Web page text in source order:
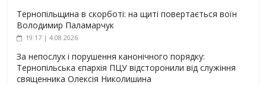
Тернопільщина в скорботі: на щиті повертається воїн
Володимир Паламарчук
19:17 | 4.08.2026
За непослух і порушення канонічного порядку:
Тернопільська єпархія ПЦУ відсторонили від служіння
священника Олексія Николишина